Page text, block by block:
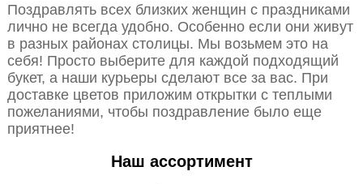
Поздравлять всех близких женщин с праздниками
лично не всегда удобно. Особенно если они живут
в разных районах столицы. Мы возьмем это на
себя! Просто выберите для каждой подходящий
букет, а наши курьеры сделают все за вас. При
доставке цветов приложим открытки с теплыми
пожеланиями, чтобы поздравление было еще
приятнее!
Наш ассортимент